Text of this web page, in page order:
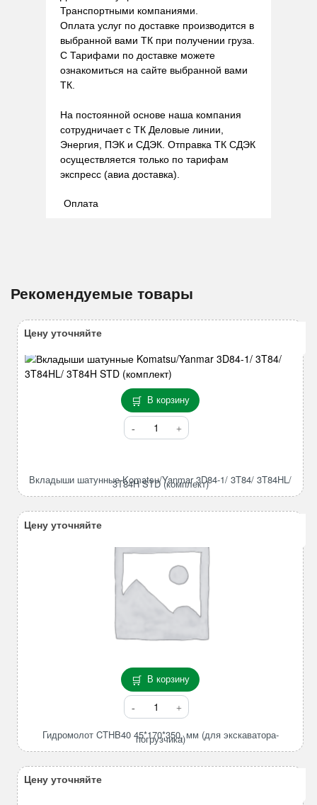
Транспортными компаниями.
Оплата услуг по доставке производится в
выбранной вами ТК при получении груза.
С Тарифами по доставке можете
ознакомиться на сайте выбранной вами
ТК.
На постоянной основе наша компания
сотрудничает с ТК Деловые линии,
Энергия, ПЭК и СДЭК. Отправка ТК СДЭК
осуществляется только по тарифам
экспресс (авиа доставка).
Оплата
Рекомендуемые товары
В корзину
Количество
товара
Komatsu/Yanmar
3D84-
1/
3T84H
STD
(комплект)
Вкладыши шатунные Komatsu/Yanmar 3D84-1/ 3T84/ 3T84HL/
3T84H STD (комплект)
Цену уточняйте
В корзину
Количество
товара
Гидромолот
CTHB40
Гидромолот CTHB40 45*170*350, мм (для экскаватора-
погрузчика)
Цену уточняйте
Цену уточняйте